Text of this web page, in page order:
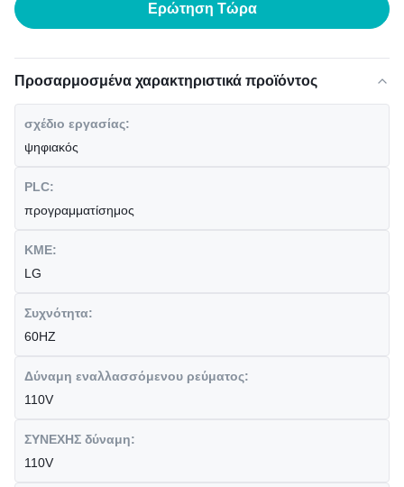
Ερώτηση Τώρα
Προσαρμοσμένα χαρακτηριστικά προϊόντος
σχέδιο εργασίας:
ψηφιακός
PLC:
προγραμματίσημος
ΚΜΕ:
LG
Συχνότητα:
60HZ
Δύναμη εναλλασσόμενου ρεύματος:
110V
ΣΥΝΕΧΗΣ δύναμη:
110V